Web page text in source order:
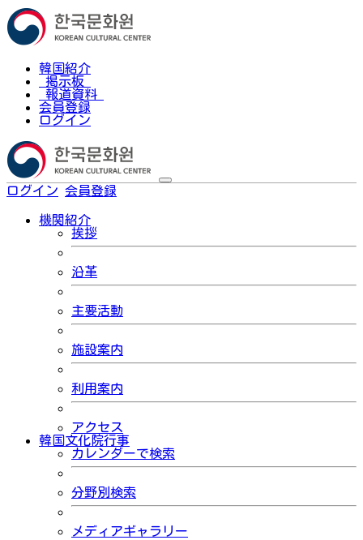
韓国紹介
掲示板
報道資料
会員登録
ログイン
ログイン 会員登録
機関紹介
挨拶
沿革
主要活動
施設案内
利用案内
アクセス
韓国文化院行事
カレンダーで検索
分野別検索
メディアギャラリー